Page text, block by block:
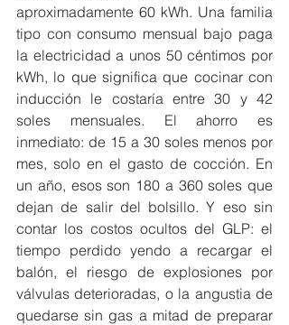
aproximadamente 60 kWh. Una familia
tipo con consumo mensual bajo paga
la electricidad a unos 50 céntimos por
kWh, lo que significa que cocinar con
inducción le costaría entre 30 y 42
soles mensuales. El ahorro es
inmediato: de 15 a 30 soles menos por
mes, solo en el gasto de cocción. En
un año, esos son 180 a 360 soles que
dejan de salir del bolsillo. Y eso sin
contar los costos ocultos del GLP: el
tiempo perdido yendo a recargar el
balón, el riesgo de explosiones por
válvulas deterioradas, o la angustia de
quedarse sin gas a mitad de preparar